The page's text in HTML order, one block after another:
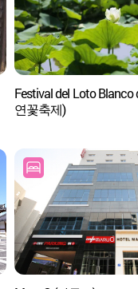
Festival del Loto
연꽃축제)